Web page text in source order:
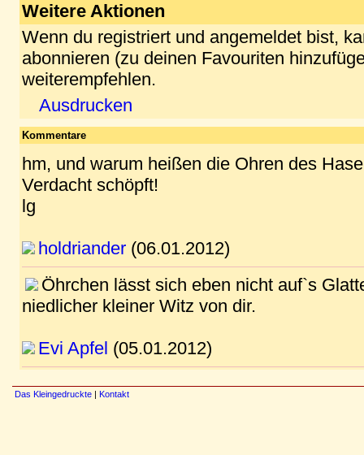
Weitere Aktionen
Wenn du registriert und angemeldet bist,
abonnieren (zu deinen Favouriten
weiterempfehlen.
Ausdrucken
Kommentare
hm, und warum heißen die Ohren des
Verdacht schöpft!
lg
holdriander (06.01.2012)
Öhrchen lässt sich eben nicht auf`s
niedlicher kleiner Witz von dir.
Evi Apfel (05.01.2012)
Das Kleingedruckte | Kontakt